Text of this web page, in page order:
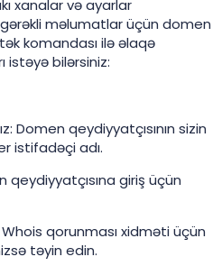
xanalar və ayarlar
məlumatlar üçün domen
komandası ilə əlaqə
istəyə bilərsiniz:
Domen qeydiyyatçısının sizin
istifadəçi adı.
qeydiyyatçısına giriş üçün
qorunması xidməti üçün
təyin edin.